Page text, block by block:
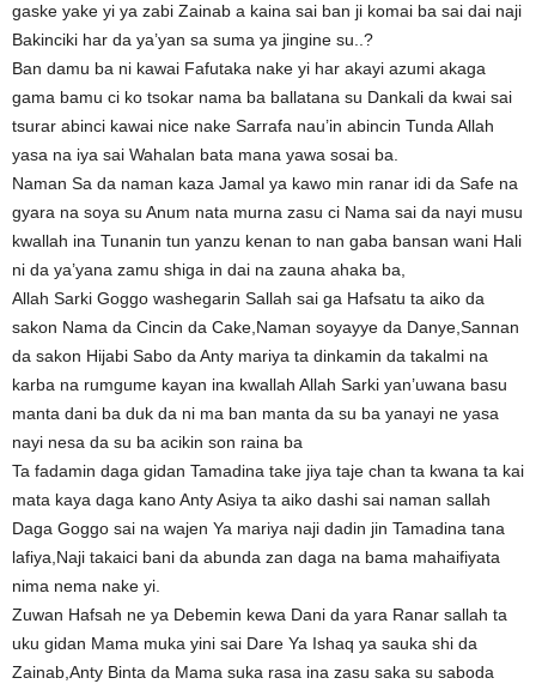
gaske yake yi ya zabi Zainab a kaina sai ban ji komai ba sai dai naji
Bakinciki har da ya’yan sa suma ya jingine su..?
Ban damu ba ni kawai Fafutaka nake yi har akayi azumi akaga
gama bamu ci ko tsokar nama ba ballatana su Dankali da kwai sai
tsurar abinci kawai nice nake Sarrafa nau’in abincin Tunda Allah
yasa na iya sai Wahalan bata mana yawa sosai ba.
Naman Sa da naman kaza Jamal ya kawo min ranar idi da Safe na
gyara na soya su Anum nata murna zasu ci Nama sai da nayi musu
kwallah ina Tunanin tun yanzu kenan to nan gaba bansan wani Hali
ni da ya’yana zamu shiga in dai na zauna ahaka ba,
Allah Sarki Goggo washegarin Sallah sai ga Hafsatu ta aiko da
sakon Nama da Cincin da Cake,Naman soyayye da Danye,Sannan
da sakon Hijabi Sabo da Anty mariya ta dinkamin da takalmi na
karba na rumgume kayan ina kwallah Allah Sarki yan’uwana basu
manta dani ba duk da ni ma ban manta da su ba yanayi ne yasa
nayi nesa da su ba acikin son raina ba
Ta fadamin daga gidan Tamadina take jiya taje chan ta kwana ta kai
mata kaya daga kano Anty Asiya ta aiko dashi sai naman sallah
Daga Goggo sai na wajen Ya mariya naji dadin jin Tamadina tana
lafiya,Naji takaici bani da abunda zan daga na bama mahaifiyata
nima nema nake yi.
Zuwan Hafsah ne ya Debemin kewa Dani da yara Ranar sallah ta
uku gidan Mama muka yini sai Dare Ya Ishaq ya sauka shi da
Zainab,Anty Binta da Mama suka rasa ina zasu saka su saboda